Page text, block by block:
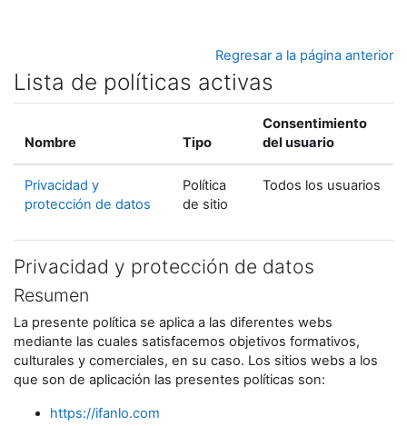
Regresar a la página anterior
Lista de políticas activas
Nombre Tipo
Consentimiento
del usuario
Privacidad y
protección de datos
Política
de sitio
Todos los usuarios
Privacidad y protección de datos
Resumen
La presente política se aplica a las diferentes webs
mediante las cuales satisfacemos objetivos formativos,
culturales y comerciales, en su caso. Los sitios webs a los
que son de aplicación las presentes políticas son:
https://ifanlo.com